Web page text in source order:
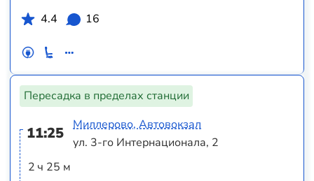
4.4
16
Пересадка в пределах станции
11:25
2 ч 25 м
Миллерово, Автовокзал
ул. 3-го Интернационала, 2